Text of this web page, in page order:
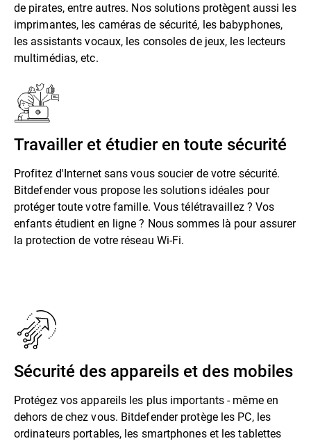
de pirates, entre autres. Nos solutions protègent aussi les
imprimantes, les caméras de sécurité, les babyphones,
les assistants vocaux, les consoles de jeux, les lecteurs
multimédias, etc.
Travailler et étudier en toute sécurité
Profitez d'Internet sans vous soucier de votre sécurité.
Bitdefender vous propose les solutions idéales pour
protéger toute votre famille. Vous télétravaillez ? Vos
enfants étudient en ligne ? Nous sommes là pour assurer
la protection de votre réseau Wi-Fi.
Sécurité des appareils et des mobiles
Protégez vos appareils les plus importants - même en
dehors de chez vous. Bitdefender protège les PC, les
ordinateurs portables, les smartphones et les tablettes